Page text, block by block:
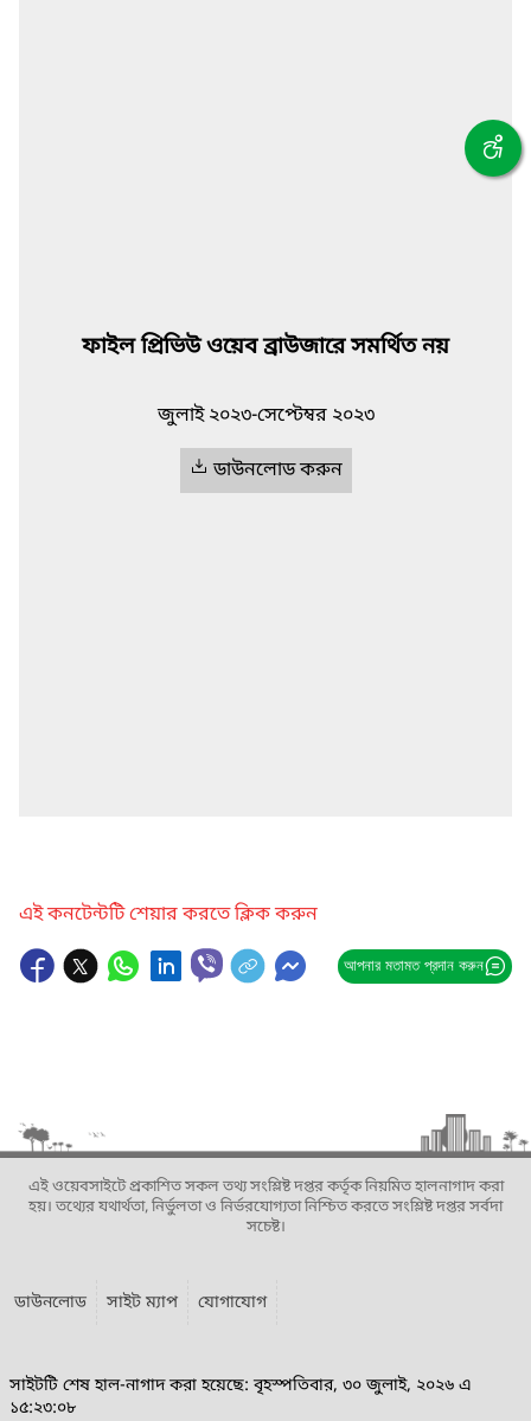
ফাইল প্রিভিউ ওয়েব ব্রাউজারে সমর্থিত নয়
জুলাই ২০২৩-সেপ্টেম্বর ২০২৩
ডাউনলোড করুন
এই কনটেন্টটি শেয়ার করতে ক্লিক করুন
আপনার মতামত প্রদান করুন
এই ওয়েবসাইটে প্রকাশিত সকল তথ্য সংশ্লিষ্ট দপ্তর কর্তৃক নিয়মিত হালনাগাদ করা
হয়। তথ্যের যথার্থতা, নির্ভুলতা ও নির্ভরযোগ্যতা নিশ্চিত করতে সংশ্লিষ্ট দপ্তর সর্বদা
সচেষ্ট।
ডাউনলোড সাইট ম্যাপ যোগাযোগ
সাইটটি শেষ হাল-নাগাদ করা হয়েছে: বৃহস্পতিবার, ৩০ জুলাই, ২০২৬ এ
১৫:২৩:০৮